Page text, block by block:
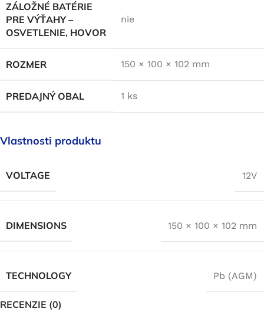
ZÁLOŽNÉ BATÉRIE
PRE VÝŤAHY –
OSVETLENIE, HOVOR
nie
ROZMER 150 × 100 × 102 mm
PREDAJNÝ OBAL 1 ks
Vlastnosti produktu
VOLTAGE 12V
DIMENSIONS 150 × 100 × 102 mm
TECHNOLOGY Pb (AGM)
RECENZIE (0)